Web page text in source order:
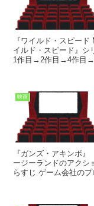
『ワイルド・スピー
イルド・スピード』シリーズの5
1作目→2作目→4作目
映画
『ガンズ・アキンボ
ージーランドのアクション映画。 ダニエル・
らすじ ゲーム会社の